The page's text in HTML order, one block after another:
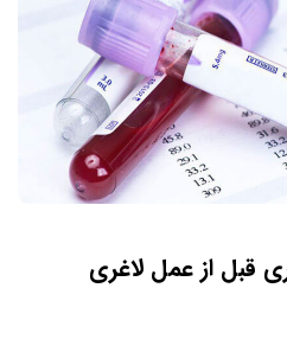
قبل از عمل لاغری